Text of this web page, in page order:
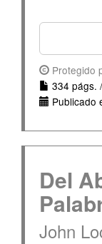
Protegido
334 págs. /
Publicado
Del
John